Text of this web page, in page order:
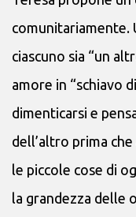
comunitariamente.
ciascuno sia “un
amore in “schiavo
dimenticarsi e
dell’altro prima
le piccole cose di
la grandezza delle